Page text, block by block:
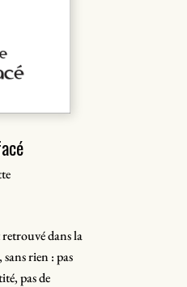
dans la
rien : pas
pas de